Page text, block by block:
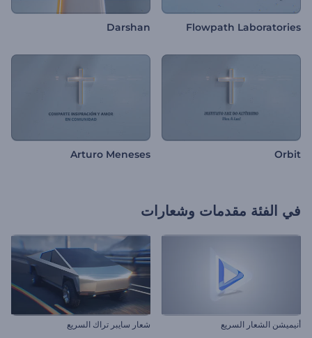
Flowpath Laboratories
Darshan
Orbit
Arturo Meneses
في الفئة مقدمات وشعارات
أنيميشن الشعار السريع شعار سايبر تراك السريع